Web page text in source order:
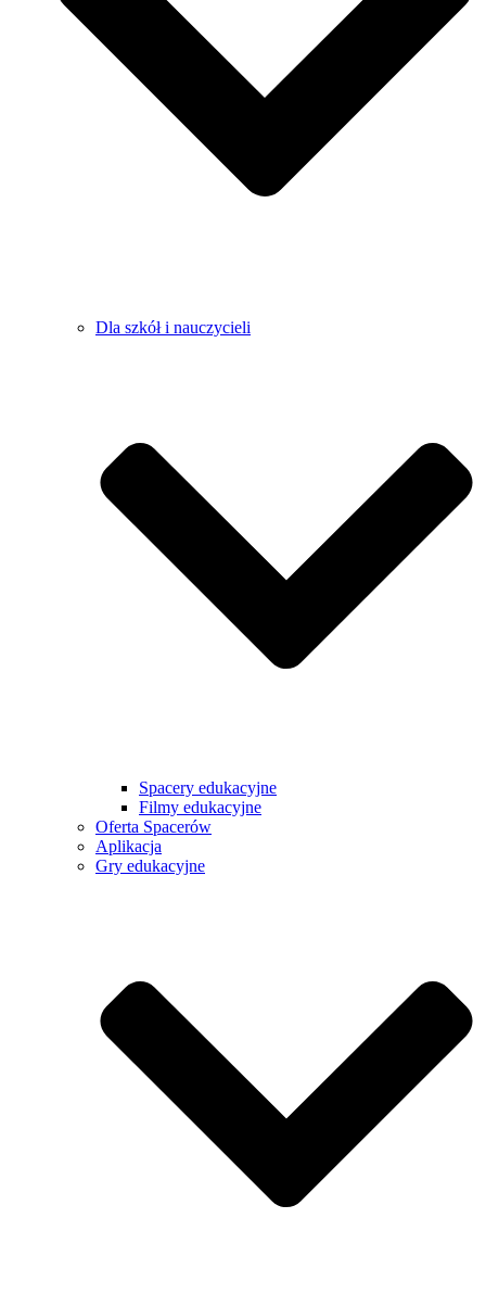
Dla szkół i nauczycieli
Spacery edukacyjne
Filmy edukacyjne
Oferta Spacerów
Aplikacja
Gry edukacyjne